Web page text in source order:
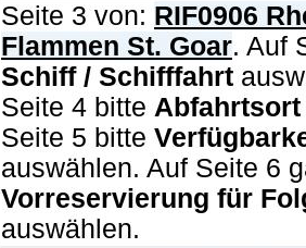
Seite 3 von: RIF0906
Flammen St. Goar. Auf
Schiff / Schifffahrt
Seite 4 bitte Abfahrtsort
Seite 5 bitte
auswählen. Auf Seite 6
Vorreservierung für
auswählen.